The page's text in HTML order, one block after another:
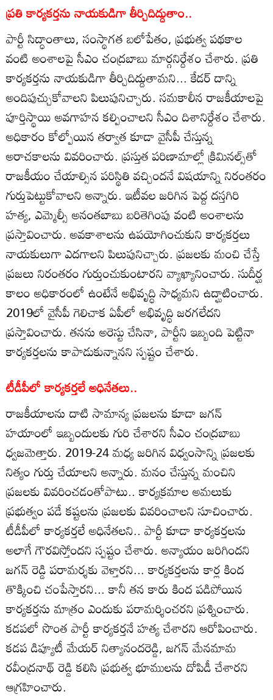
ప్రతి కార్యకర్తను నాయకుడిగా తీర్చిదిద్దుతాం..
పార్టీ సిద్ధాంతాలు, సంస్థాగత బలోపేతం, ప్రభుత్వ పథకాల
వంటి అంశాలపై సీఎం చంద్రబాబు మార్గనిర్దేశం చేశారు. ప్రతి
కార్యకర్తను నాయకుడిగా తీర్చిదిద్దుతామని... కేడర్ దాన్ని
అందిపుచ్చుకోవాలని పిలుపునిచ్చారు. సమకాలీన రాజకీయాలపై
పూర్తిస్థాయి అవగాహన కల్పించాలని సీఎం దిశానిర్దేశం చేశారు.
అధికారం కోల్పోయిన తర్వాత కూడా వైసీపీ చేస్తున్న
అరాచకాలను వివరించారు. ప్రస్తుత పరిణామాల్లో క్రిమినల్స్‌తో
రాజకీయం చేయాల్సిన పరిస్థితి వచ్చిందనే విషయాన్ని నిరంతరం
గుర్తుపెట్టుకోవాలని అన్నారు. ఇటీవల జరిగిన పెద్ద దస్తగిరి
హత్య, ఎమ్మెల్సీ అనంతబాబు బరితెగింపు వంటి అంశాలను
ప్రస్తావించారు. అవకాశాలను ఉపయోగించుకుని కార్యకర్తలు
నాయకులుగా ఎదగాలని పిలుపునిచ్చారు. ప్రజలకు మంచి చేస్తే
ప్రజలు నిరంతరం గుర్తుంచుకుంటారని వ్యాఖ్యానించారు. సుదీర్ఘ
కాలం అధికారంలో ఉంటేనే అభివృద్ధి సాధ్యమని ఉద్ఘాటించారు.
2019లో వైసీపీ గెలిచాక ఏపీలో అభివృద్ధి జరగలేదని
ప్రస్తావించారు. తనను అరెస్టు చేసినా, పార్టీని ఇబ్బంది పెట్టినా
కార్యకర్తలను కాపాడుకున్నానని స్పష్టం చేశారు.
టీడీపీలో కార్యకర్తలే అధినేతలు..
రాజకీయాలను దాటి సామాన్య ప్రజలను కూడా జగన్
హయాంలో ఇబ్బందులకు గురి చేశారని సీఎం చంద్రబాబు
ధ్వజమెత్తారు. 2019-24 మధ్య జరిగిన విధ్వంసాన్ని ప్రజలకు
నిత్యం గుర్తు చేయాలని అన్నారు. మనం చేస్తున్న మంచిని
ప్రజలకు వివరించడంతోపాటు.. కార్యక్రమాల అమలుకు
ప్రభుత్వం పడే కష్టలను ప్రజలకు వివరించాలని సూచించారు.
టీడీపీలో కార్యకర్తలే అధినేతలని.. పార్టీ కూడా కార్యకర్తలను
అలాగే గౌరవిస్తోందని స్పష్టం చేశారు. అన్యాయం జరిగిందని
జగన్ రెడ్డి పరామర్శకు వెళ్తారని... కార్యకర్తలను కార్ల కింద
తొక్కించి చంపేస్తారని... కానీ తన కారు కింద పడిపోయిన
కార్యకర్తను మాత్రం ఎందుకు పరామర్శించరని ప్రశ్నించారు.
కడపలో సొంత పార్టీ కార్యకర్తనే హత్య చేశారని ఆరోపించారు.
కడప డిప్యూటీ మేయర్ నిత్యానందరెడ్డి, జగన్ మేనమామ
రవీంద్రనాథ్ రెడ్డి కలిసి ప్రభుత్వ భూములను దోపిడీ చేశారని
ఆగ్రహించారు.